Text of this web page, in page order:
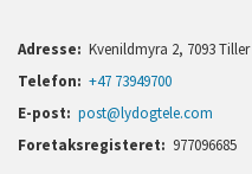
Adresse: Kvenildmyra 2, 7093 Tiller
Telefon: +47 73949700
E-post: post@lydogtele.com
Foretaksregisteret: 977096685